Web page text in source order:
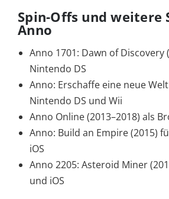
Spin-Offs und weitere
Anno
Anno 1701: Dawn of Discovery
Nintendo DS
Anno: Erschaffe eine neue
Nintendo DS und Wii
Anno Online (2013–2018) als
Anno: Build an Empire (2015)
iOS
Anno 2205: Asteroid Miner
und iOS